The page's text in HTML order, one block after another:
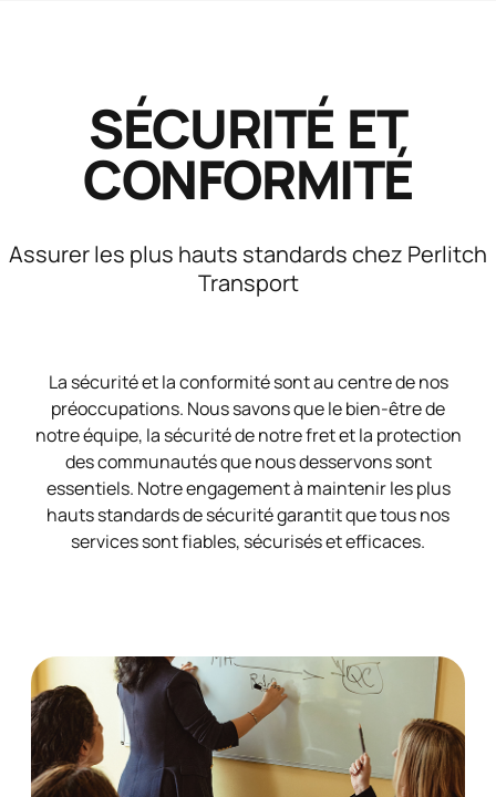
renforçons notre équipe et reflétons mieux les
communautés que nous servons.
SÉCURITÉ ET
CONFORMITÉ
Assurer les plus hauts standards chez Perlitch
Transport
La sécurité et la conformité sont au centre de nos
préoccupations. Nous savons que le bien-être de
notre équipe, la sécurité de notre fret et la protection
des communautés que nous desservons sont
essentiels. Notre engagement à maintenir les plus
hauts standards de sécurité garantit que tous nos
services sont fiables, sécurisés et efficaces.